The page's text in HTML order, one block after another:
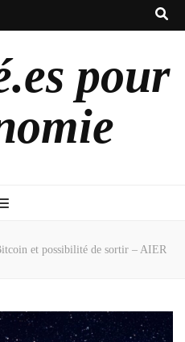
pour
et possibilité de sortir – AIER